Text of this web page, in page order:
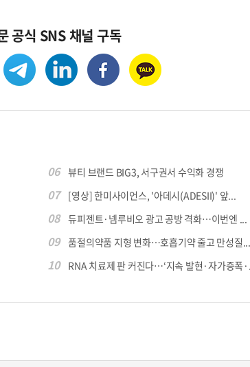
공식 SNS 채널 구독
06 뷰티 브랜드 BIG3, 서구권서 수익화 경쟁
07 [영상] 한미사이언스, '아데시(ADESII)' 앞...
08 듀피젠트·넴루비오 광고 공방 격화…이번엔 ...
09 품절의약품 지형 변화…호흡기약 줄고 만성질...
10 RNA 치료제 판 커진다…‘지속 발현·자가증폭·...